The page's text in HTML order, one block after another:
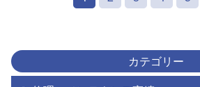
カテゴリー